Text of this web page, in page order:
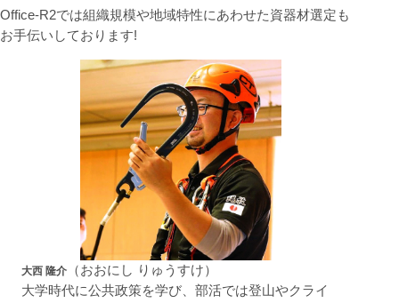
Office-R2では組織規模や地域特性にあわせた資器材選定も
お手伝いしております!
大西 隆介 （おおにし りゅうすけ）
大学時代に公共政策を学び、部活では登山やクライ